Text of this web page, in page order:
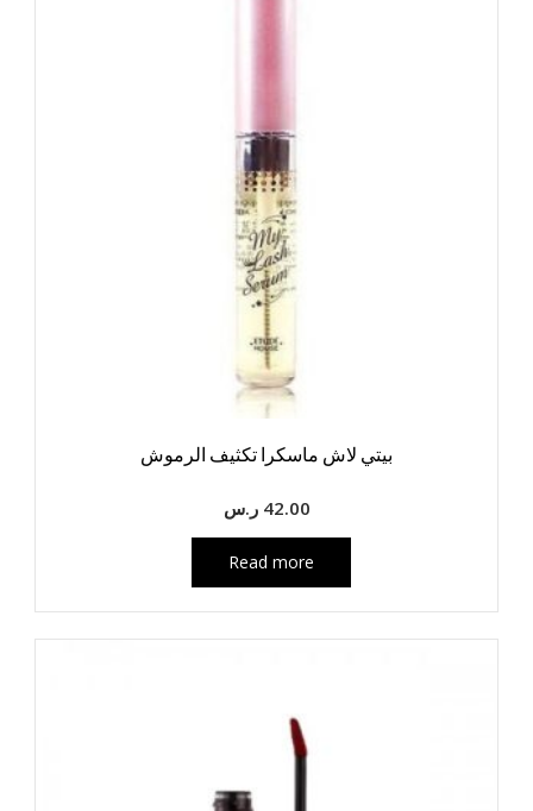
بيتي لاش ماسكرا تكثيف الرموش
42.00 ر.س
Read more